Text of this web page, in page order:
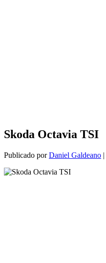
Skoda Octavia TSI
Publicado porDaniel Galdeano |